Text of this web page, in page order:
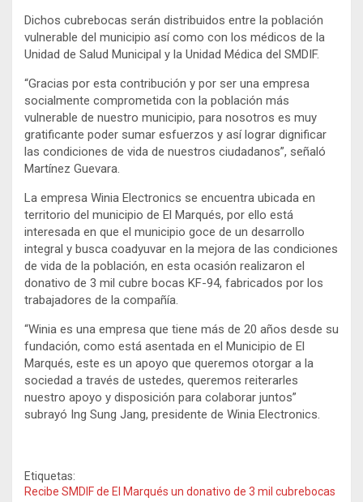
Dichos cubrebocas serán distribuidos entre la población
vulnerable del municipio así como con los médicos de la
Unidad de Salud Municipal y la Unidad Médica del SMDIF.
“Gracias por esta contribución y por ser una empresa
socialmente comprometida con la población más
vulnerable de nuestro municipio, para nosotros es muy
gratificante poder sumar esfuerzos y así lograr dignificar
las condiciones de vida de nuestros ciudadanos”, señaló
Martínez Guevara.
La empresa Winia Electronics se encuentra ubicada en
territorio del municipio de El Marqués, por ello está
interesada en que el municipio goce de un desarrollo
integral y busca coadyuvar en la mejora de las condiciones
de vida de la población, en esta ocasión realizaron el
donativo de 3 mil cubre bocas KF-94, fabricados por los
trabajadores de la compañía.
“Winia es una empresa que tiene más de 20 años desde su
fundación, como está asentada en el Municipio de El
Marqués, este es un apoyo que queremos otorgar a la
sociedad a través de ustedes, queremos reiterarles
nuestro apoyo y disposición para colaborar juntos”
subrayó Ing Sung Jang, presidente de Winia Electronics.
Etiquetas:
Recibe SMDIF de El Marqués un donativo de 3 mil cubrebocas